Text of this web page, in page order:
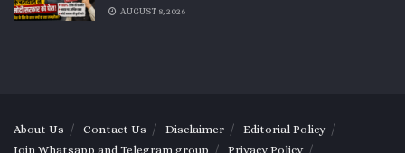
AUGUST 8, 2026
About Us Contact Us Disclaimer
Editorial Policy
Join Whatsapp and Telegram group
Privacy Policy